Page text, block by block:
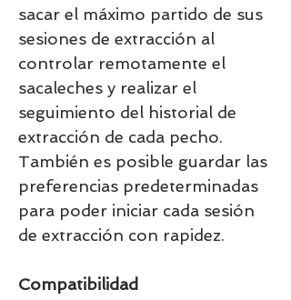
sacar el máximo partido de sus
sesiones de extracción al
controlar remotamente el
sacaleches y realizar el
seguimiento del historial de
extracción de cada pecho.
También es posible guardar las
preferencias predeterminadas
para poder iniciar cada sesión
de extracción con rapidez.
Compatibilidad